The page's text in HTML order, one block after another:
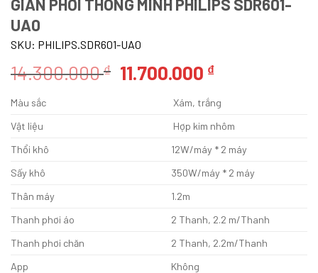
GIÀN PHƠI THÔNG MINH PHILIPS SDR601-
UA0
SKU: PHILIPS.SDR601-UA0
14.300.000₫ Giá
14.300.000 ₫.
11.700.000 ₫Giá
tại
là:
11.700.000 ₫.
Màu sắc
Xám, trắng
Vật liệu
Hợp kim nhôm
Thổi khô
12W/máy * 2 máy
Sấy khô
350W/máy * 2 máy
Thân máy
1.2m
Thanh phơi áo
2 Thanh, 2.2 m/Thanh
Thanh phơi chăn
2 Thanh, 2.2m/Thanh
App
Không